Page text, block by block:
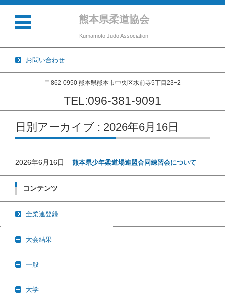
熊本県柔道協会
Kumamoto Judo Association
お問い合わせ
〒862-0950 熊本県熊本市中央区水前寺5丁目23−2
TEL:096-381-9091
コンテンツに移動
日別アーカイブ : 2026年6月16日
2026年6月16日 熊本県少年柔道場連盟合同練習会について
コンテンツ
全柔連登録
大会結果
一般
大学